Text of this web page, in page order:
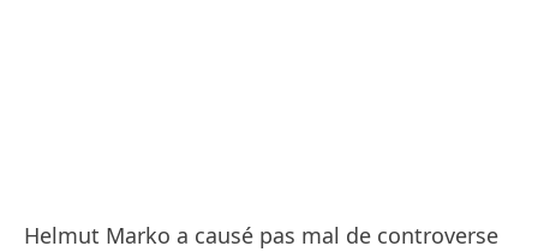
Helmut Marko a causé pas mal de controverse